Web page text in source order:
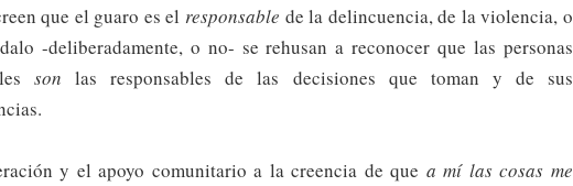
que el guaro es el responsable de la delincuencia, de la violencia, o
-deliberadamente, o no- se rehusan a reconocer que las personas
son las responsables de las decisiones que toman y de sus
y el apoyo comunitario a la creencia de que a mí las cosas me